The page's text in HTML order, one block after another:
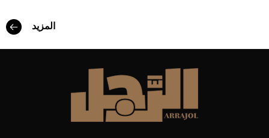
أفضل تدريج للشعر الطويل لإطلالة جريئة وعصرية
المزيد